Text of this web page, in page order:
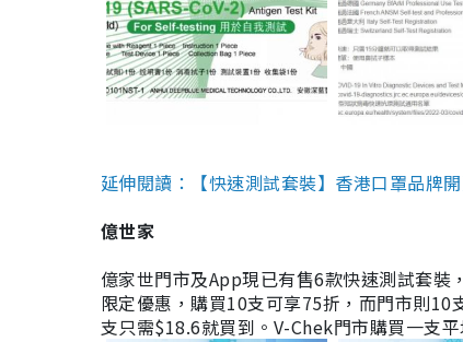
延伸閱讀：【快速測試套裝】香港口罩品牌
億世家
億家世門市及App現已有售6款快速測試套
限定優惠，購買10支可享75折，而門市則
支只需$18.6就買到。V-Chek門市購買一支